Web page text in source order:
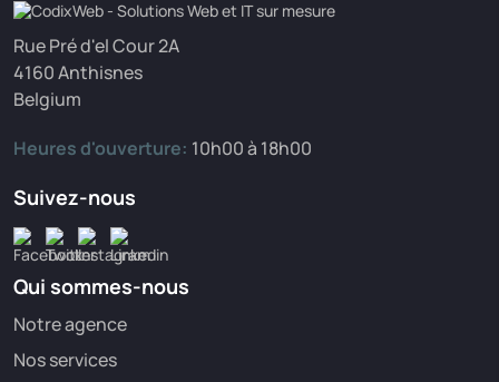
Rue Pré d'el Cour 2A
4160 Anthisnes
Belgium
Heures d'ouverture: 10h00 à 18h00
Suivez-nous
Qui sommes-nous
Notre agence
Nos services